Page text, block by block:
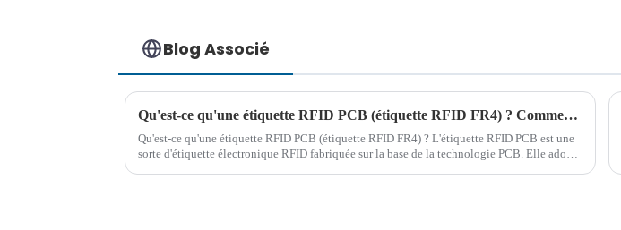
Blog Associé
Qu'est-ce qu'une étiquette RFID PCB (étiquette RFID FR4) ? Comment l'utiliser ? Quelle est l'application de l'étiquette RFID PCB ?
Qu'est-ce qu'une étiquette RFID PCB (étiquette RFID FR4) ? L'étiquette RFID PCB est une
sorte d'étiquette électronique RFID fabriquée sur la base de la technologie PCB. Elle adopte